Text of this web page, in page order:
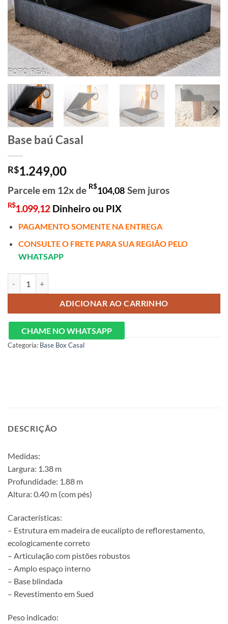
Base baú Casal
R$1.249,00
Parcele em 12x de R$104,08 Sem juros
R$1.099,12 Dinheiro ou PIX
PAGAMENTO SOMENTE NA ENTREGA
CONSULTE O FRETE PARA SUA REGIÃO PELO
WHATSAPP
ADICIONAR AO CARRINHO
CHAME NO WHATSAPP
Categoria: Base Box Casal
DESCRIÇÃO
Medidas:
Largura: 1.38 m
Profundidade: 1.88 m
Altura: 0.40 m (com pés)
Características:
– Estrutura em madeira de eucalipto de reflorestamento,
ecologicamente correto
– Articulação com pistões robustos
– Amplo espaço interno
– Base blindada
– Revestimento em Sued
Peso indicado: